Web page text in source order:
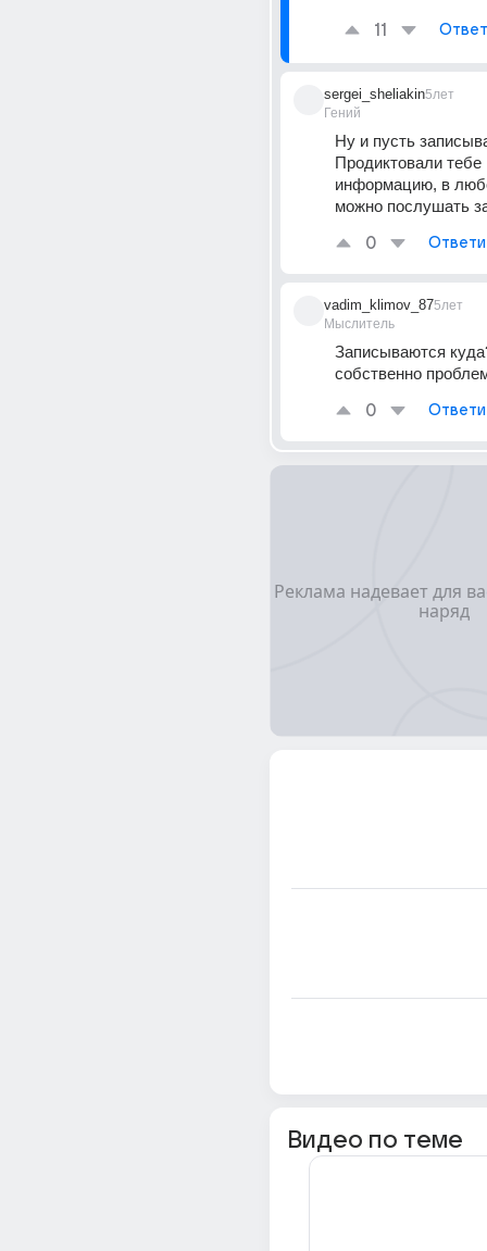
11
sergei_sheliakin
Гений
5лет
Ну и пусть
Продиктовали
информацию, в
можно послушать
0
vadim_klimov_87
Мыслитель
5лет
Записываются
собственно
0
Видео по теме